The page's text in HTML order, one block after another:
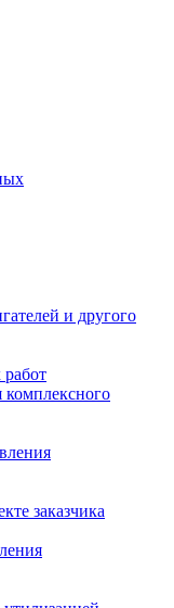
и другого
комплексного
заказчика